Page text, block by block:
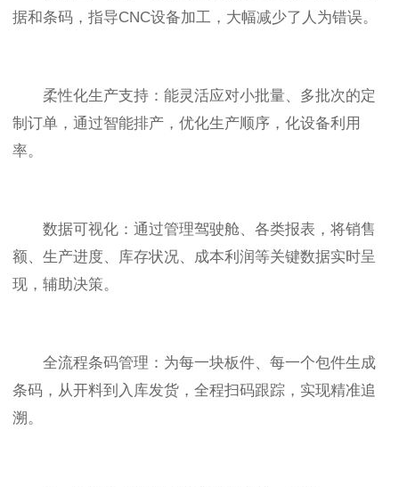
据和条码，指导CNC设备加工，大幅减少了人为错误。
柔性化生产支持：能灵活应对小批量、多批次的定
制订单，通过智能排产，优化生产顺序，化设备利用
率。
数据可视化：通过管理驾驶舱、各类报表，将销售
额、生产进度、库存状况、成本利润等关键数据实时呈
现，辅助决策。
全流程条码管理：为每一块板件、每一个包件生成
条码，从开料到入库发货，全程扫码跟踪，实现精准追
溯。